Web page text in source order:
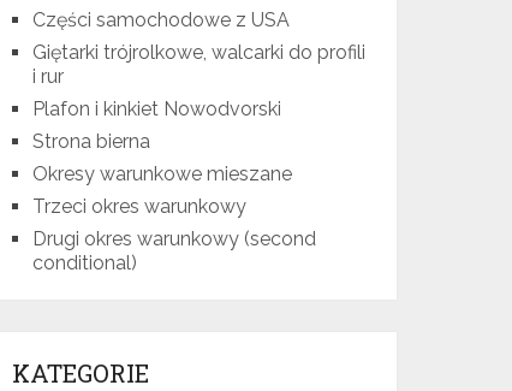
Części samochodowe z USA
Giętarki trójrolkowe, walcarki do profili
i rur
Plafon i kinkiet Nowodvorski
Strona bierna
Okresy warunkowe mieszane
Trzeci okres warunkowy
Drugi okres warunkowy (second
conditional)
KATEGORIE